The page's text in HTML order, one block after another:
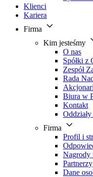
Klienci
Kariera
Firma
Kim jesteśmy
O nas
Spółki z
Zespół
Rada
Biura w
Kontakt
Firma
Profil i
Nagrody
Partnerzy
Dane